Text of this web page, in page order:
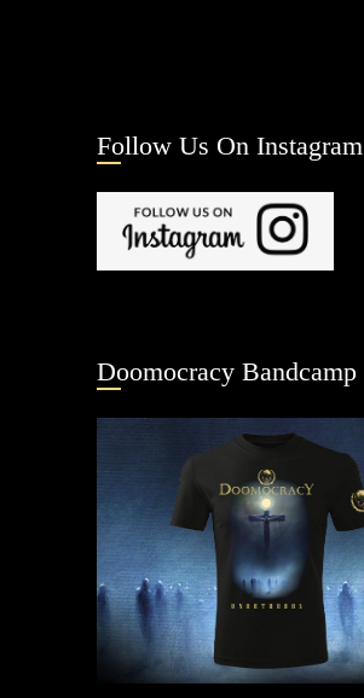
Follow Us On Instagram
Doomocracy Bandcamp